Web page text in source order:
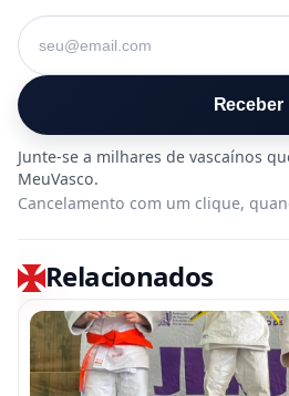
Seu e-mail
Receber
Cancelamento com um clique,
Relacionados